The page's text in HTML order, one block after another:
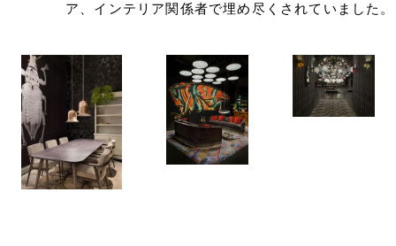
ア、インテリア関係者で埋め尽くされていました。